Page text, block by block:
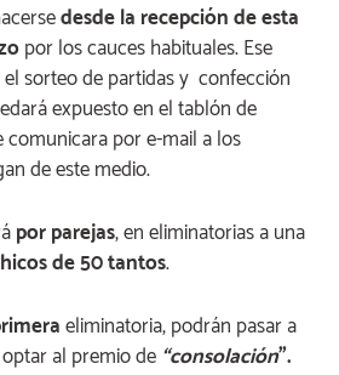
desde la recepción de esta
por los cauces habituales. Ese
sorteo de partidas y confección
expuesto en el tablón de
comunicara por e-mail a los
de este medio.
por parejas, en eliminatorias a una
de 50 tantos.
eliminatoria, podrán pasar a
al premio de “consolación”.